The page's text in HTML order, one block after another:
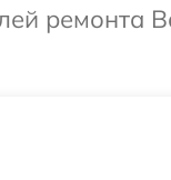
ремонта